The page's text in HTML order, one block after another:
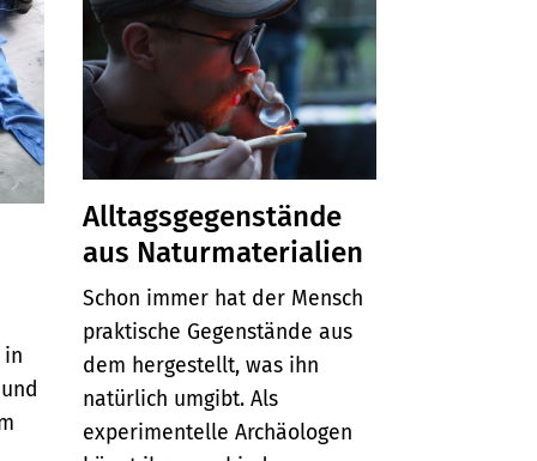
in
Alltagsgegenstände
aus Naturmaterialien
Schon immer hat der Mensch
praktische Gegenstände aus
dem hergestellt, was ihn
natürlich umgibt. Als
experimentelle Archäologen